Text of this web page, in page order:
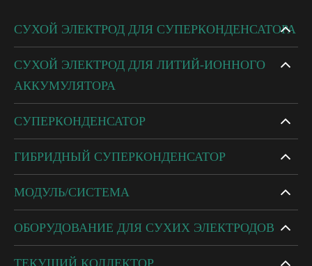
СУХОЙ ЭЛЕКТРОД ДЛЯ СУПЕРКОНДЕНСАТОРА
СУХОЙ ЭЛЕКТРОД ДЛЯ ЛИТИЙ-ИОННОГО
АККУМУЛЯТОРА
СУПЕРКОНДЕНСАТОР
ГИБРИДНЫЙ СУПЕРКОНДЕНСАТОР
МОДУЛЬ/СИСТЕМА
ОБОРУДОВАНИЕ ДЛЯ СУХИХ ЭЛЕКТРОДОВ
ТЕКУЩИЙ КОЛЛЕКТОР